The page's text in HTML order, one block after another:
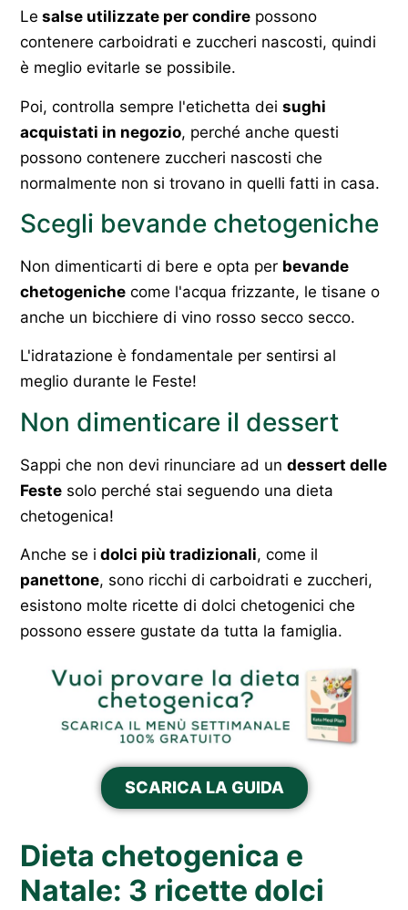
Le salse utilizzate per condire possono
contenere carboidrati e zuccheri nascosti, quindi
è meglio evitarle se possibile.
Poi, controlla sempre l'etichetta dei sughi
acquistati in negozio, perché anche questi
possono contenere zuccheri nascosti che
normalmente non si trovano in quelli fatti in casa.
Scegli bevande chetogeniche
Non dimenticarti di bere e opta per bevande
chetogeniche come l'acqua frizzante, le tisane o
anche un bicchiere di vino rosso secco secco.
L'idratazione è fondamentale per sentirsi al
meglio durante le Feste!
Non dimenticare il dessert
Sappi che non devi rinunciare ad un dessert delle
Feste solo perché stai seguendo una dieta
chetogenica!
Anche se i dolci più tradizionali, come il
panettone, sono ricchi di carboidrati e zuccheri,
esistono molte ricette di dolci chetogenici che
possono essere gustate da tutta la famiglia.
SCARICA LA GUIDA
Dieta chetogenica e
Natale: 3 ricette dolci